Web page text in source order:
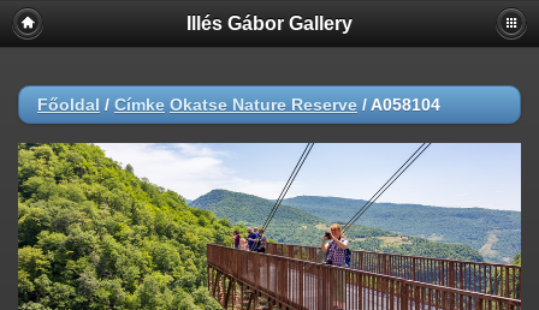
Illés Gábor Gallery
Főoldal / Címke Okatse Nature Reserve / A058104